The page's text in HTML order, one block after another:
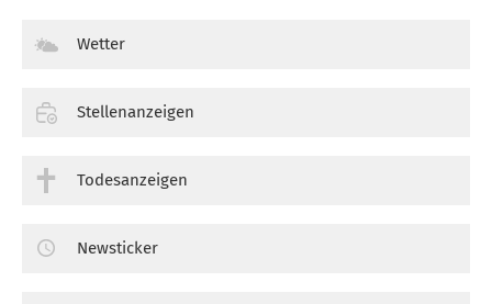
Wetter
Stellenanzeigen
Todesanzeigen
Newsticker